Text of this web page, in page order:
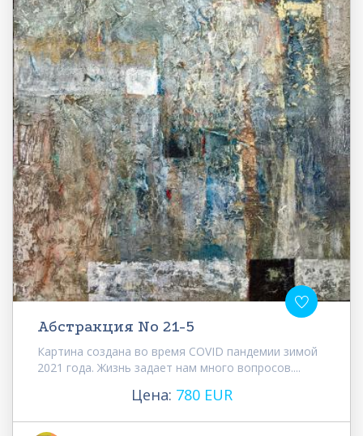
Абстракция No 21-5
Картина создана во время COVID пандемии зимой
2021 года. Жизнь задает нам много вопросов....
Цена: 780 EUR